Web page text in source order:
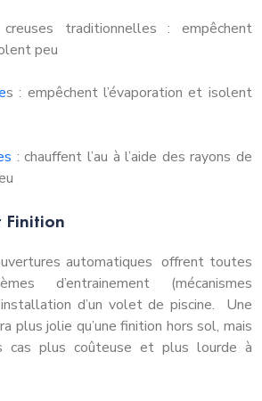
traditionnelles : empêchent
peu
s : empêchent l’évaporation et isolent
: chauffent l’au à l’aide des rayons de
Finition
automatiques offrent toutes
d’entrainement (mécanismes
d’un volet de piscine. Une
plus jolie qu’une finition hors sol, mais
cas plus coûteuse et plus lourde à